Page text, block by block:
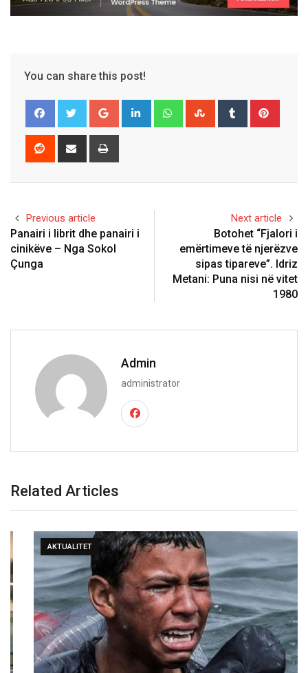
You can share this post!
Google+ LinkedIn WhatsappStumbleUpon
Tumblr
Reddit
Share
Previous article
Panairi i librit dhe panairi i
cinikëve – Nga Sokol
Çunga
Next article
Botohet “Fjalori i
emërtimeve të njerëzve
sipas tipareve”. Idriz
Metani: Puna nisi në vitet
1980
Admin
administrator
Related Articles
AKTUALITET